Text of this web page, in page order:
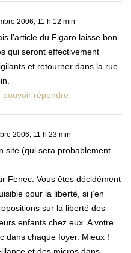
2006, 11 h 12 min
l’article du Figaro laisse bon
qui seront effectivement
et retourner dans la rue
répondre
2006, 11 h 23 min
site (qui sera probablement
Fenec. Vous êtes décidément
pour la liberté, si j’en
sur la liberté des
enfants chez eux. A votre
dans chaque foyer. Mieux !